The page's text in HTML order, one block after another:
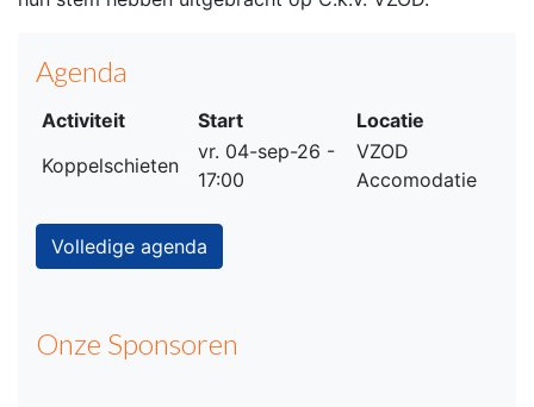
Agenda
Activiteit Start
Locatie
Koppelschieten
vr. 04-sep-26 -
17:00
VZOD
Accomodatie
Volledige agenda
Onze Sponsoren